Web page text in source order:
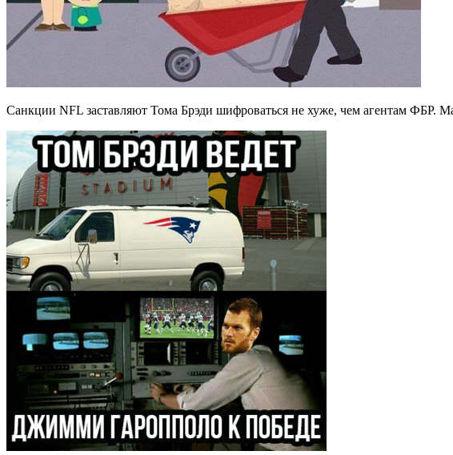
Санкции NFL заставляют Тома Брэди шифроваться не хуже, чем агентам ФБР.